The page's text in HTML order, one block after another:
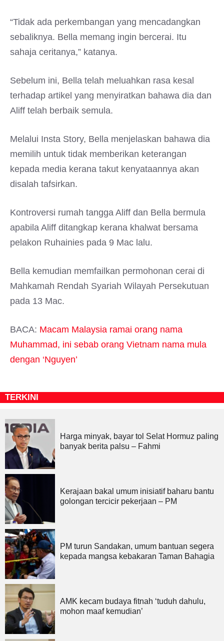
“Tidak ada perkembangan yang mencadangkan
sebaliknya. Bella memang ingin bercerai. Itu
sahaja ceritanya,” katanya.
Sebelum ini, Bella telah meluahkan rasa kesal
terhadap artikel yang menyiratkan bahawa dia dan
Aliff telah berbaik semula.
Melalui Insta Story, Bella menjelaskan bahawa dia
memilih untuk tidak memberikan keterangan
kepada media kerana takut kenyataannya akan
disalah tafsirkan.
Kontroversi rumah tangga Aliff dan Bella bermula
apabila Aliff ditangkap kerana khalwat bersama
pelakon Ruhainies pada 9 Mac lalu.
Bella kemudian memfailkan permohonan cerai di
Mahkamah Rendah Syariah Wilayah Persekutuan
pada 13 Mac.
BACA: Macam Malaysia ramai orang nama
Muhammad, ini sebab orang Vietnam nama mula
dengan ‘Nguyen’
TERKINI
Harga minyak, bayar tol Selat Hormuz paling
banyak berita palsu – Fahmi
Kerajaan bakal umum inisiatif baharu bantu
golongan tercicir pekerjaan – PM
PM turun Sandakan, umum bantuan segera
kepada mangsa kebakaran Taman Bahagia
AMK kecam budaya fitnah ‘tuduh dahulu,
mohon maaf kemudian’